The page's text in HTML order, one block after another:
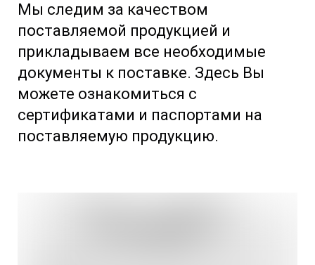
Мы следим за качеством
поставляемой продукцией и
прикладываем все необходимые
документы к поставке. Здесь Вы
можете ознакомиться с
сертификатами и паспортами на
поставляемую продукцию.